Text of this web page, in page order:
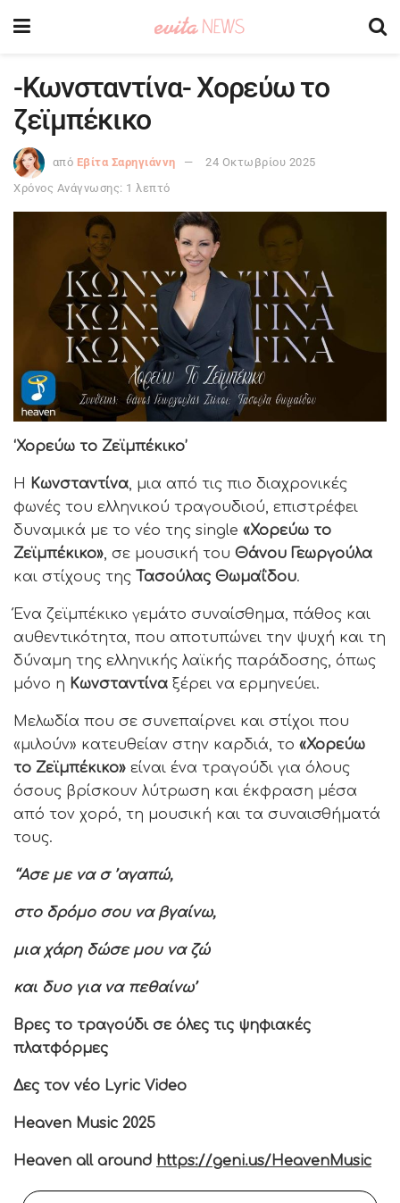
-Κωνσταντίνα- Χορεύω το
ζεϊμπέκικο
από Εβίτα Σαρηγιάννη
24 Οκτωβρίου 2025
Χρόνος Ανάγνωσης: 1 λεπτό
‘Χορεύω το Ζεϊμπέκικο’
Η Κωνσταντίνα, μια από τις πιο διαχρονικές
φωνές του ελληνικού τραγουδιού, επιστρέφει
δυναμικά με το νέο της single «Χορεύω το
Ζεϊμπέκικο», σε μουσική του Θάνου Γεωργούλα
και στίχους της Τασούλας Θωμαΐδου.
Ένα ζεϊμπέκικο γεμάτο συναίσθημα, πάθος και
αυθεντικότητα, που αποτυπώνει την ψυχή και τη
δύναμη της ελληνικής λαϊκής παράδοσης, όπως
μόνο η Κωνσταντίνα ξέρει να ερμηνεύει.
Μελωδία που σε συνεπαίρνει και στίχοι που
«μιλούν» κατευθείαν στην καρδιά, το «Χορεύω
το Ζεϊμπέκικο» είναι ένα τραγούδι για όλους
όσους βρίσκουν λύτρωση και έκφραση μέσα
από τον χορό, τη μουσική και τα συναισθήματά
τους.
‘‘Ασε με να σ ’αγαπώ,
στο δρόμο σου να βγαίνω,
μια χάρη δώσε μου να ζώ
και δυο για να πεθαίνω’
Βρες το τραγούδι σε όλες τις ψηφιακές
πλατφόρμες
Δες τον νέο Lyric Video
Heaven Music 2025
Heaven all around https://geni.us/HeavenMusic